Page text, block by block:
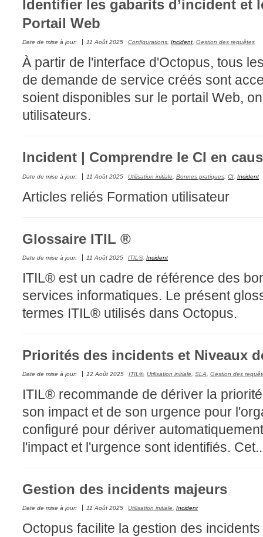
externe
Fichiers
Foire aux
Foire aux
Formations
Gestion des
inter équipe
interéquipe
Interne
Locaux
Loi25 Quebec
M'inscrire au
MailIntegration
niveaux
Octopus 5
Identifier les gabarits d’incident et
Portail Web
Date de mise à jour: 11 Août 2025 Configurations, Incident, Gestion des requêtes
À partir de l'interface d'Octopus, tous
de demande de service créés sont
soient disponibles sur le portail Web,
utilisateurs.
Incident | Comprendre le CI en
Date de mise à jour: 11 Août 2025 Utilisation initiale Bonnes pratiques CI Incident
Articles reliés Formation utilisateur
Glossaire ITIL ®
Date de mise à jour: 11 Août 2025 ITIL®, Incident
ITIL® est un cadre de référence des
services informatiques. Le présent
termes ITIL® utilisés dans Octopus.
Priorités des incidents et Niveaux
Date de mise à jour: 12 Août 2025 ITIL®, Utilisation initiale SLA Gestion des
ITIL® recommande de dériver la
son impact et de son urgence pour
configuré pour dériver
l'impact et l'urgence sont identifiés.
Gestion des incidents majeurs
Date de mise à jour: 11 Août 2025 Utilisation initiale, Incident
Octopus facilite la gestion des